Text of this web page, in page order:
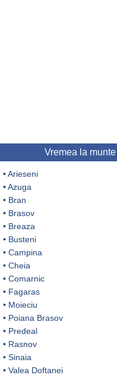
Vremea la munte
•Arieseni
•Azuga
• Bran
• Brasov
• Breaza
• Busteni
• Campina
• Cheia
• Comarnic
• Fagaras
• Moieciu
• Poiana Brasov
• Predeal
• Rasnov
• Sinaia
• Valea Doftanei